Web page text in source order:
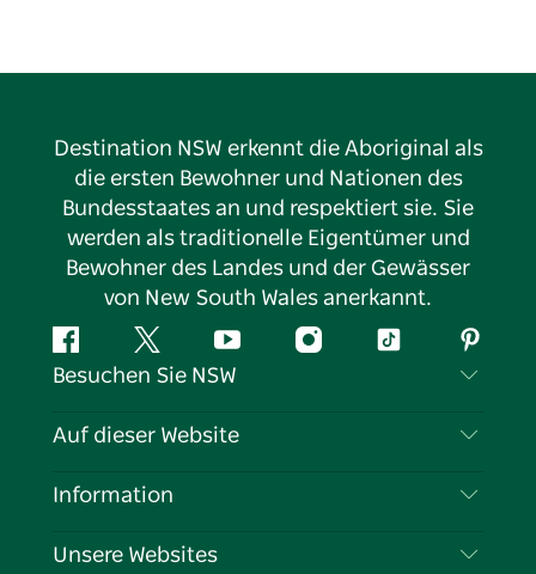
Destination NSW erkennt die Aboriginal als
die ersten Bewohner und Nationen des
Bundesstaates an und respektiert sie. Sie
werden als traditionelle Eigentümer und
Bewohner des Landes und der Gewässer
von New South Wales anerkannt.
FacebookTwitter YouTubeInstagramTikTok
Besuchen Sie NSW
Kontaktieren Sie uns
Cookie-Hinweis
Auf dieser Website
Reiseziele
Information
Reiseinformationen
Unsere Websites